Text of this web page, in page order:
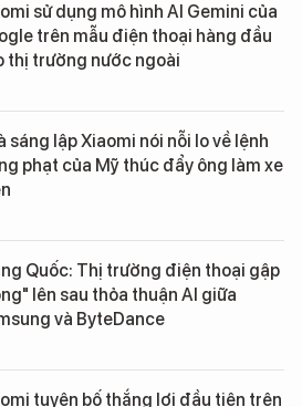
sử dụng mô hình AI Gemini của
trên mẫu điện thoại hàng đầu
thị trường nước ngoài
sáng lập Xiaomi nói nỗi lo về lệnh
phạt của Mỹ thúc đẩy ông làm xe
Quốc: Thị trường điện thoại gập
lên sau thỏa thuận AI giữa
và ByteDance
tuyên bố thắng lợi đầu tiên trên